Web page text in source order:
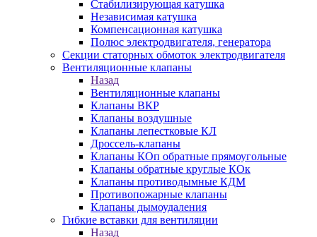
Стабилизирующая катушка
Независимая катушка
Компенсационная катушка
Полюс электродвигателя, генератора
Секции статорных обмоток электродвигателя
Вентиляционные клапаны
Назад
Вентиляционные клапаны
Клапаны ВКР
Клапаны воздушные
Клапаны лепестковые КЛ
Дроссель-клапаны
Клапаны КОп обратные прямоугольные
Клапаны обратные круглые КОк
Клапаны противодымные КДМ
Противопожарные клапаны
Клапаны дымоудаления
Гибкие вставки для вентиляции
Назад